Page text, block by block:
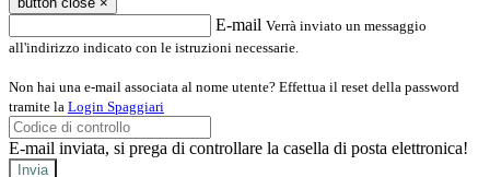
E-mail Verrà inviato un messaggio
all'indirizzo indicato con le istruzioni necessarie.
Non hai una e-mail associata al nome utente? Effettua il reset della password
tramite la Login Spaggiari
E-mail inviata, si prega di controllare la casella di posta elettronica!